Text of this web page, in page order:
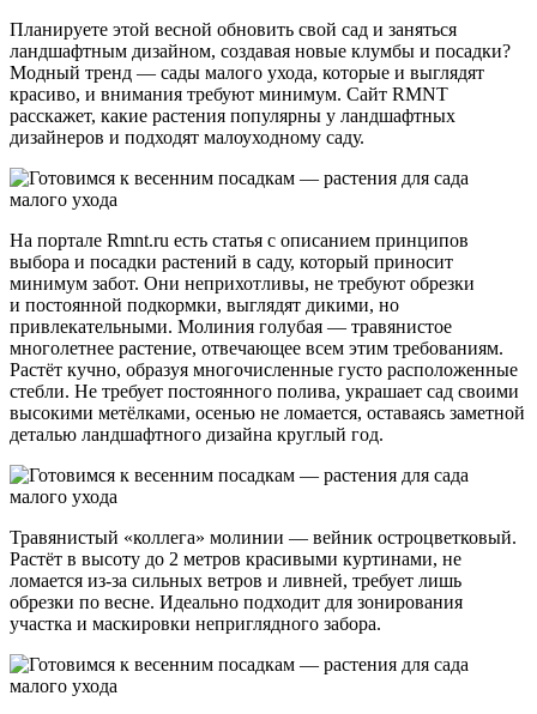
Планируете этой весной обновить свой сад и заняться
ландшафтным дизайном, создавая новые клумбы и посадки?
Модный тренд — сады малого ухода, которые и выглядят
красиво, и внимания требуют минимум. Сайт RMNT
расскажет, какие растения популярны у ландшафтных
дизайнеров и подходят малоуходному саду.
На портале Rmnt.ru есть статья с описанием принципов
выбора и посадки растений в саду, который приносит
минимум забот. Они неприхотливы, не требуют обрезки
и постоянной подкормки, выглядят дикими, но
привлекательными. Молиния голубая — травянистое
многолетнее растение, отвечающее всем этим требованиям.
Растёт кучно, образуя многочисленные густо расположенные
стебли. Не требует постоянного полива, украшает сад своими
высокими метёлками, осенью не ломается, оставаясь заметной
деталью ландшафтного дизайна круглый год.
Травянистый «коллега» молинии — вейник остроцветковый.
Растёт в высоту до 2 метров красивыми куртинами, не
ломается из-за сильных ветров и ливней, требует лишь
обрезки по весне. Идеально подходит для зонирования
участка и маскировки неприглядного забора.